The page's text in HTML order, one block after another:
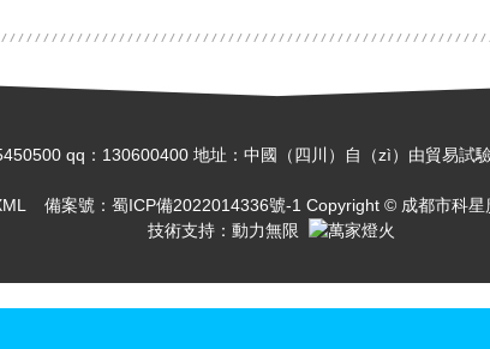
qq：130600400 地址：中國（四川）自（zì）由貿易試
備案號： 蜀ICP備2022014336號-1 Copyright © 成都市科星
技術支持： 動力無限